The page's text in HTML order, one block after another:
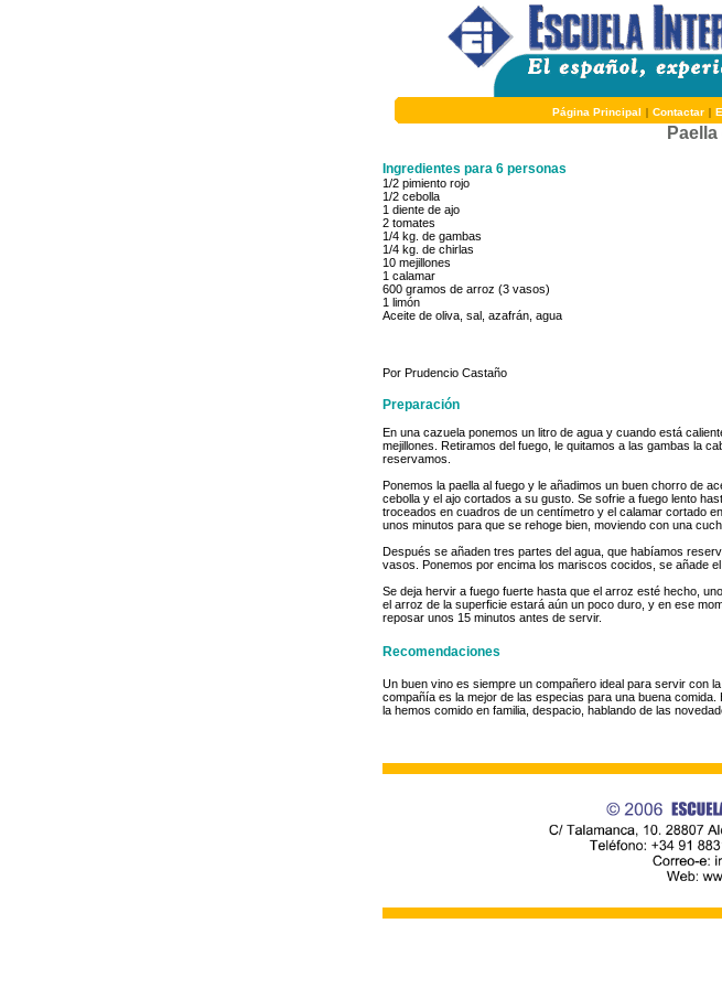
Página Principal | Contactar |
Ingredientes para 6 personas
1/2 pimiento rojo
1/2 cebolla
1 diente de ajo
2 tomates
1/4 kg. de gambas
1/4 kg. de chirlas
10 mejillones
1 calamar
600 gramos de arroz (3 vasos)
1 limón
Aceite de oliva, sal, azafrán, agua
Por Prudencio Castaño
Preparación
En una cazuela ponemos un litro de agua y cuando está
mejillones. Retiramos del fuego, le quitamos a las gambas la
reservamos.
Ponemos la paella al fuego y le añadimos un buen chorro de
cebolla y el ajo cortados a su gusto. Se sofrie a fuego lento
troceados en cuadros de un centímetro y el calamar cortado
unos minutos para que se rehoge bien, moviendo con una
Después se añaden tres partes del agua, que habíamos
vasos. Ponemos por encima los mariscos cocidos, se añade
Se deja hervir a fuego fuerte hasta que el arroz esté hecho,
el arroz de la superficie estará aún un poco duro, y en ese
reposar unos 15 minutos antes de servir.
Recomendaciones
Un buen vino es siempre un compañero ideal para servir con
compañía es la mejor de las especias para una buena
la hemos comido en familia, despacio, hablando de las